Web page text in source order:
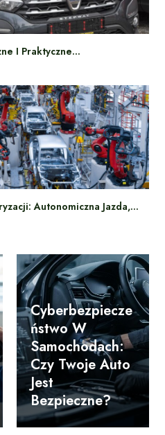
I Praktyczne…
Autonomiczna Jazda,…
Cyberbezpiecze
Ństwo W
Samochodach:
Czy Twoje Auto
Jest
Bezpieczne?